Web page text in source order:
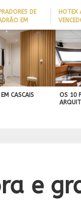
DE
EM
REVELA
HOTEX
CASCAIS
OS 10
e